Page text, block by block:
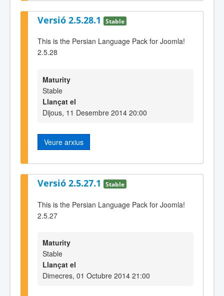
Versió 2.5.28.1 Stable
This is the Persian Language Pack for Joomla!
2.5.28
Maturity
Stable
Llançat el
Dijous, 11 Desembre 2014 20:00
Veure arxius
Versió 2.5.27.1 Stable
This is the Persian Language Pack for Joomla!
2.5.27
Maturity
Stable
Llançat el
Dimecres, 01 Octubre 2014 21:00